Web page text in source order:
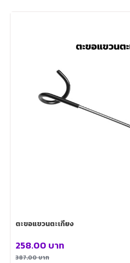
ตะขอแขวนตะเกียง
387.00บาท
258.00 บาท